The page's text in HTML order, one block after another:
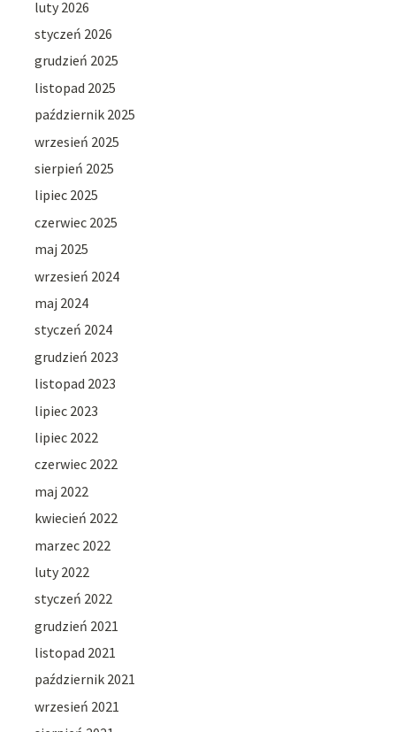
luty 2026
styczeń 2026
grudzień 2025
listopad 2025
październik 2025
wrzesień 2025
sierpień 2025
lipiec 2025
czerwiec 2025
maj 2025
wrzesień 2024
maj 2024
styczeń 2024
grudzień 2023
listopad 2023
lipiec 2023
lipiec 2022
czerwiec 2022
maj 2022
kwiecień 2022
marzec 2022
luty 2022
styczeń 2022
grudzień 2021
listopad 2021
październik 2021
wrzesień 2021